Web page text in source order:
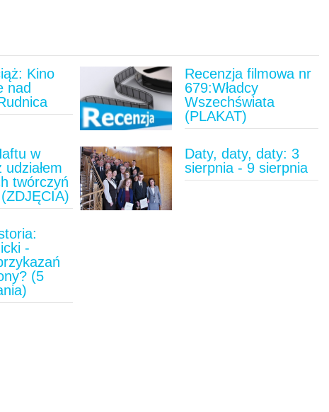
Kino
nad
Recenzja filmowa nr
679:Władcy
Wszechświata
(PLAKAT)
w
twórczyń
Daty, daty, daty: 3
sierpnia - 9 sierpnia
-
(5